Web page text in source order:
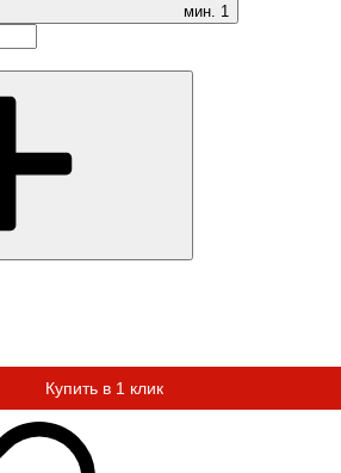
мин. 1
Купить в 1 клик